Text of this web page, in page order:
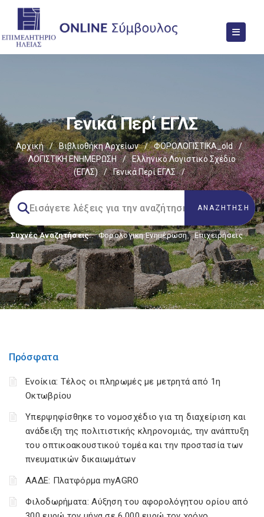
Γενικά Περί ΕΓΛΣ
Αρχική / Βιβλιοθήκη Αρχείων / ΦΟΡΟΛΟΓΙΣΤΙΚΑ_old
/
ΛΟΓΙΣΤΙΚΗ ΕΝΗΜΕΡΩΣΗ
/
Ελληνικό Λογιστικό Σχέδιο
(ΕΓΛΣ)
/ Γενικά Περί ΕΓΛΣ /
Συχνές Αναζητήσεις: Φορολογικη Ενημέρωση, Επιχειρήσεις
Πρόσφατα
Ενοίκια: Τέλος οι πληρωμές με μετρητά από 1η
Οκτωβρίου
Υπερψηφίσθηκε το νομοσχέδιο για τη διαχείριση και
ανάδειξη της πολιτιστικής κληρονομιάς, την ανάπτυξη
του οπτικοακουστικού τομέα και την προστασία των
πνευματικών δικαιωμάτων
ΑΑΔΕ: Πλατφόρμα myAGRO
Φιλοδωρήματα: Αύξηση του αφορολόγητου ορίου από